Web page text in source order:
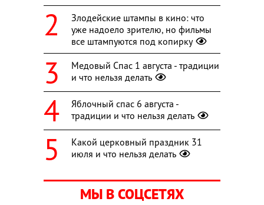
Злодейские штампы в кино: что
уже надоело зрителю, но фильмы
все штампуются под копирку
Медовый Спас 1 августа - традиции
и что нельзя делать
Яблочный спас 6 августа -
традиции и что нельзя делать
Какой церковный праздник 31
июля и что нельзя делать
МЫ В СОЦСЕТЯХ